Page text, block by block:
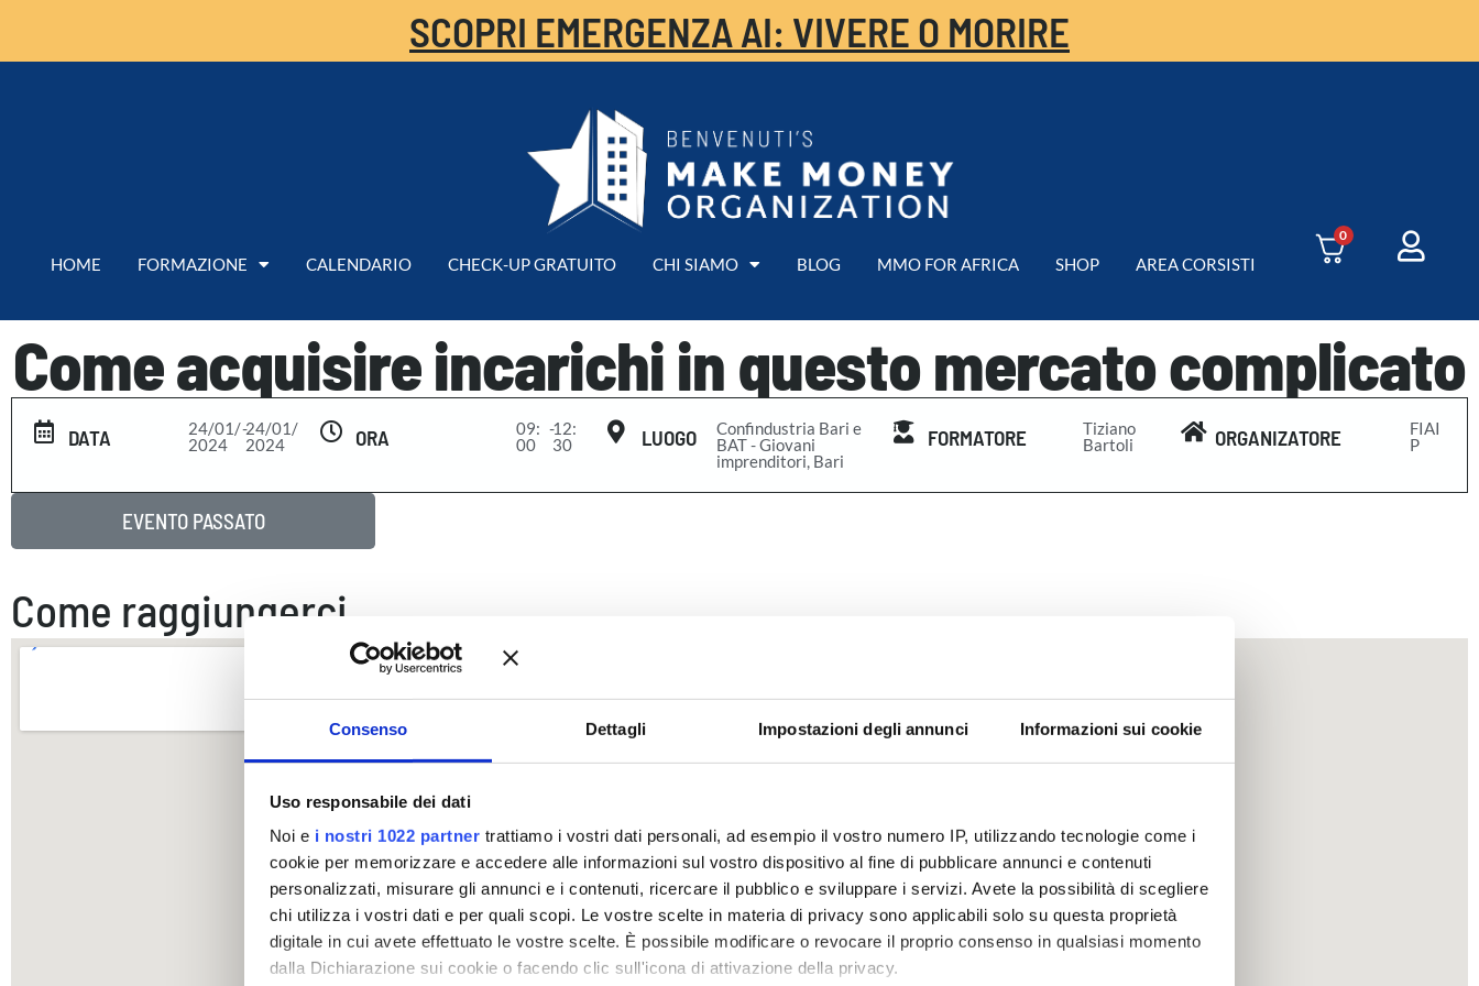
Consenso Dettagli Impostazioni degli annunci Informazioni sui cookie
Uso responsabile dei dati
Noi e i nostri 1022 partner trattiamo i vostri dati personali, ad esempio il vostro numero IP, utilizzando tecnologie come i
cookie per memorizzare e accedere alle informazioni sul vostro dispositivo al fine di pubblicare annunci e contenuti
personalizzati, misurare gli annunci e i contenuti, ricercare il pubblico e sviluppare i servizi. Avete la possibilità di scegliere
chi utilizza i vostri dati e per quali scopi. Le vostre scelte in materia di privacy sono applicabili solo su questa proprietà
digitale in cui avete effettuato le vostre scelte. È possibile modificare o revocare il proprio consenso in qualsiasi momento
dalla Dichiarazione sui cookie o facendo clic sull'icona di attivazione della privacy.
SCOPRI EMERGENZA AI: VIVERE O MORIRE
HOME FORMAZIONE CALENDARIO CHECK-UP GRATUITO CHI SIAMO BLOG MMO FOR AFRICA SHOP AREA CORSISTI
0
Come acquisire incarichi in questo mercato complicato
DATA
24/01/
2024
-24/01/
2024
ORA
09:
00
-12:
30
LUOGO
Confindustria Bari e
BAT - Giovani
imprenditori, Bari
FORMATORE
Tiziano
Bartoli
ORGANIZATORE
FIAI
P
EVENTO PASSATO
Come raggiungerci